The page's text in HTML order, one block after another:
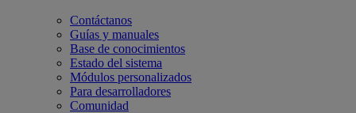
Contáctanos
Guías y manuales
Base de conocimientos
Estado del sistema
Módulos personalizados
Para desarrolladores
Comunidad